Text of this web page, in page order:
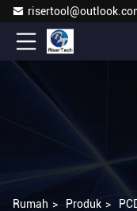
Rumah > Produk >